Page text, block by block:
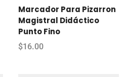
Marcador Para Pizarron
Magistral Didáctico
Punto Fino
$16.00